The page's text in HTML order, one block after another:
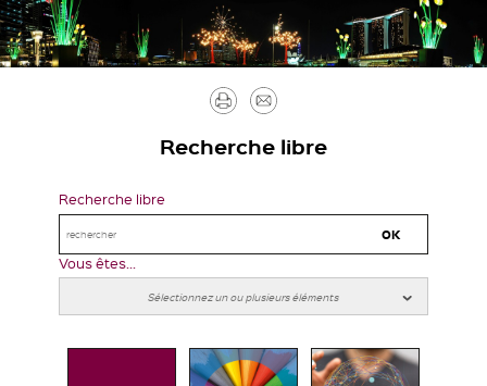
Imprimer
Recherche libre
Recherche libre
Vous êtes...